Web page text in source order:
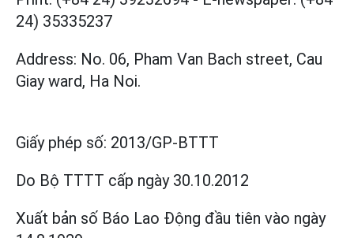
24) 35335237
Address: No. 06, Pham Van Bach street, Cau
Giay ward, Ha Noi.
Giấy phép số: 2013/GP-BTTT
Do Bộ TTTT cấp ngày 30.10.2012
Xuất bản số Báo Lao Động đầu tiên vào ngày